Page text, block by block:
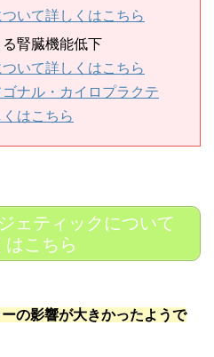
いて詳しくはこちら
腎臓機能低下
いて詳しくはこちら
ナル・カイロプラクテ
はこちら
ティックについて
はこちら
の影響が大きかったようで